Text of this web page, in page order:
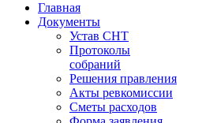
Главная
Документы
Устав СНТ
Протоколы
собраний
Решения правления
Акты ревкомиссии
Сметы расходов